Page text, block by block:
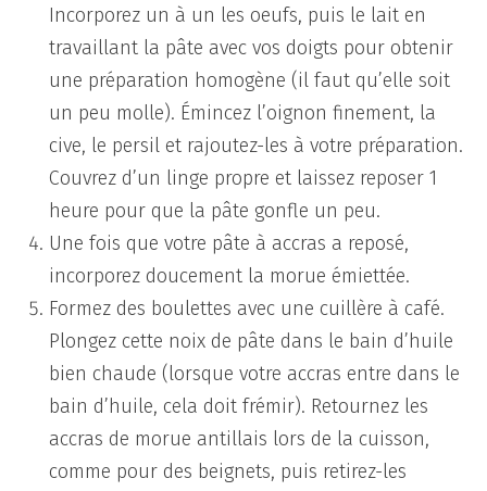
Incorporez un à un les oeufs, puis le lait en
travaillant la pâte avec vos doigts pour obtenir
une préparation homogène (il faut qu’elle soit
un peu molle). Émincez l’oignon finement, la
cive, le persil et rajoutez-les à votre préparation.
Couvrez d’un linge propre et laissez reposer 1
heure pour que la pâte gonfle un peu.
Une fois que votre pâte à accras a reposé,
incorporez doucement la morue émiettée.
Formez des boulettes avec une cuillère à café.
Plongez cette noix de pâte dans le bain d’huile
bien chaude (lorsque votre accras entre dans le
bain d’huile, cela doit frémir). Retournez les
accras de morue antillais lors de la cuisson,
comme pour des beignets, puis retirez-les